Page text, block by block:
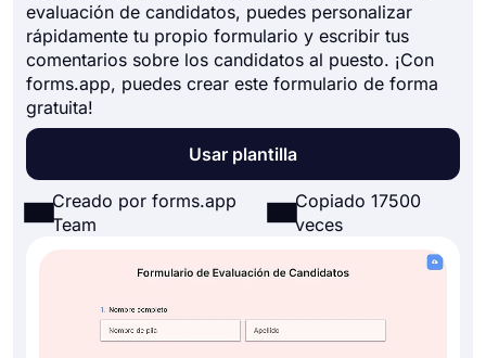
evaluación de candidatos, puedes personalizar
rápidamente tu propio formulario y escribir tus
comentarios sobre los candidatos al puesto. ¡Con
forms.app, puedes crear este formulario de forma
gratuita!
Usar plantilla
Creado por forms.app
Team
Copiado 17500
veces